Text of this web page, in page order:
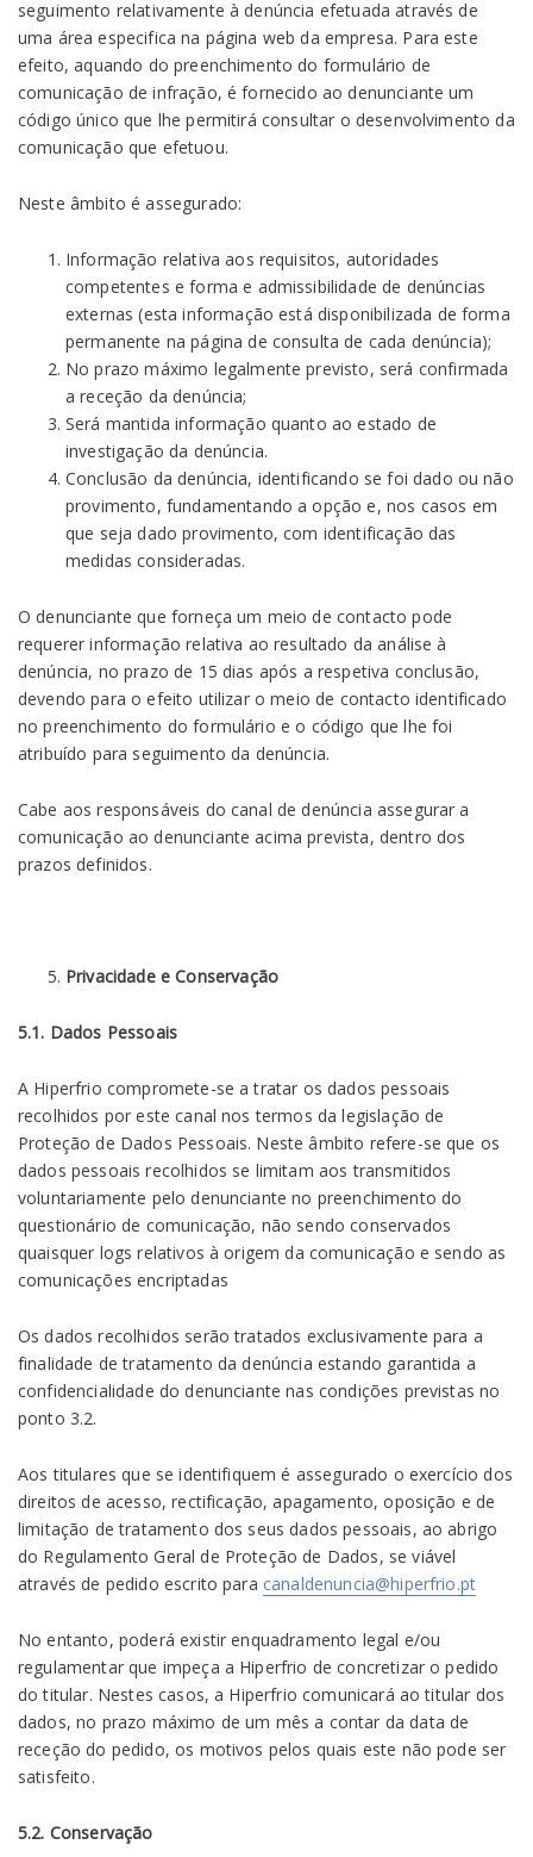
seguimento relativamente à denúncia efetuada através de
uma área especifica na página web da empresa. Para este
efeito, aquando do preenchimento do formulário de
comunicação de infração, é fornecido ao denunciante um
código único que lhe permitirá consultar o desenvolvimento da
comunicação que efetuou.
Neste âmbito é assegurado:
Informação relativa aos requisitos, autoridades
competentes e forma e admissibilidade de denúncias
externas (esta informação está disponibilizada de forma
permanente na página de consulta de cada denúncia);
No prazo máximo legalmente previsto, será confirmada
a receção da denúncia;
Será mantida informação quanto ao estado de
investigação da denúncia.
Conclusão da denúncia, identificando se foi dado ou não
provimento, fundamentando a opção e, nos casos em
que seja dado provimento, com identificação das
medidas consideradas.
O denunciante que forneça um meio de contacto pode
requerer informação relativa ao resultado da análise à
denúncia, no prazo de 15 dias após a respetiva conclusão,
devendo para o efeito utilizar o meio de contacto identificado
no preenchimento do formulário e o código que lhe foi
atribuído para seguimento da denúncia.
Cabe aos responsáveis do canal de denúncia assegurar a
comunicação ao denunciante acima prevista, dentro dos
prazos definidos.
Privacidade e Conservação
5.1. Dados Pessoais
A Hiperfrio compromete-se a tratar os dados pessoais
recolhidos por este canal nos termos da legislação de
Proteção de Dados Pessoais. Neste âmbito refere-se que os
dados pessoais recolhidos se limitam aos transmitidos
voluntariamente pelo denunciante no preenchimento do
questionário de comunicação, não sendo conservados
quaisquer logs relativos à origem da comunicação e sendo as
comunicações encriptadas
Os dados recolhidos serão tratados exclusivamente para a
finalidade de tratamento da denúncia estando garantida a
confidencialidade do denunciante nas condições previstas no
ponto 3.2.
Aos titulares que se identifiquem é assegurado o exercício dos
direitos de acesso, rectificação, apagamento, oposição e de
limitação de tratamento dos seus dados pessoais, ao abrigo
do Regulamento Geral de Proteção de Dados, se viável
através de pedido escrito para canaldenuncia@hiperfrio.pt
No entanto, poderá existir enquadramento legal e/ou
regulamentar que impeça a Hiperfrio de concretizar o pedido
do titular. Nestes casos, a Hiperfrio comunicará ao titular dos
dados, no prazo máximo de um mês a contar da data de
receção do pedido, os motivos pelos quais este não pode ser
satisfeito.
5.2. Conservação